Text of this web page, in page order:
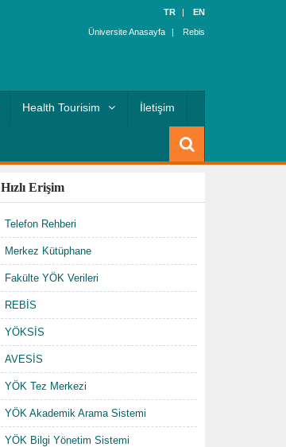
TR EN
Üniversite Anasayfa Rebis
Health Tourisim İletişim
Hızlı Erişim
Telefon Rehberi
Merkez Kütüphane
Fakülte YÖK Verileri
REBİS
YÖKSİS
AVESİS
YÖK Tez Merkezi
YÖK Akademik Arama Sistemi
YÖK Bilgi Yönetim Sistemi